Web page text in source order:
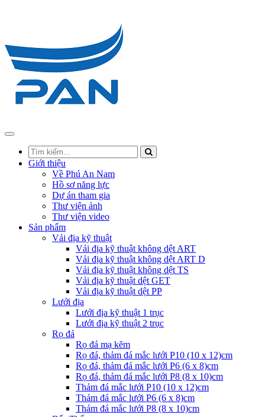
Giới thiệu
Về Phú An Nam
Hồ sơ năng lực
Dự án tham gia
Thư viện ảnh
Thư viện video
Sản phẩm
Vải địa kỹ thuật
Vải địa kỹ thuật không dệt ART
Vải địa kỹ thuật không dệt ART D
Vải địa kỹ thuật không dệt TS
Vải địa kỹ thuật dệt GET
Vải địa kỹ thuật dệt PP
Lưới địa
Lưới địa kỹ thuật 1 trục
Lưới địa kỹ thuật 2 trục
Rọ đá
Rọ đá mạ kẽm
Rọ đá, thảm đá mắc lưới P10 (10 x 12)cm
Rọ đá, thảm đá mắc lưới P6 (6 x 8)cm
Rọ đá, thảm đá mắc lưới P8 (8 x 10)cm
Thảm đá mắc lưới P10 (10 x 12)cm
Thảm đá mắc lưới P6 (6 x 8)cm
Thảm đá mắc lưới P8 (8 x 10)cm